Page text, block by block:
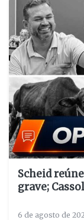
Scheid
grave;
6 de agosto de